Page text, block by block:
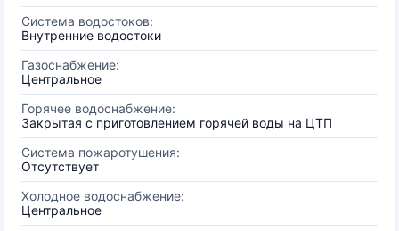
Система водостоков:
Внутренние водостоки
Газоснабжение:
Центральное
Горячее водоснабжение:
Закрытая с приготовлением горячей воды на ЦТП
Система пожаротушения:
Отсутствует
Холодное водоснабжение:
Центральное